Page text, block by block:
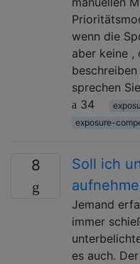
wenn die
aber keine ,
sprechen
34
exposure-
8
Soll ich
Jemand
immer
es auch.